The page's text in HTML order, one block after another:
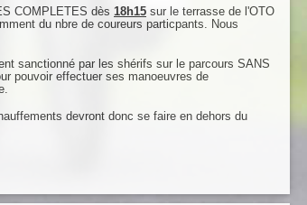
COMPLETES dès 18h15 sur le terrasse de l'OTO
du nbre de coureurs particpants. Nous
sanctionné par les shérifs sur le parcours SANS
pouvoir effectuer ses manoeuvres de
devront donc se faire en dehors du